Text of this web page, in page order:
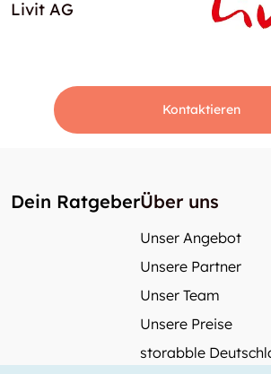
Livit AG
Kontaktieren
Dein RatgeberÜber uns
Unser Angebot
Unsere Partner
Unser Team
Unsere Preise
storabble